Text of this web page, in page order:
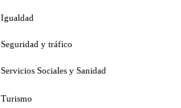
Igualdad
Seguridad y tráfico
Servicios Sociales y Sanidad
Turismo